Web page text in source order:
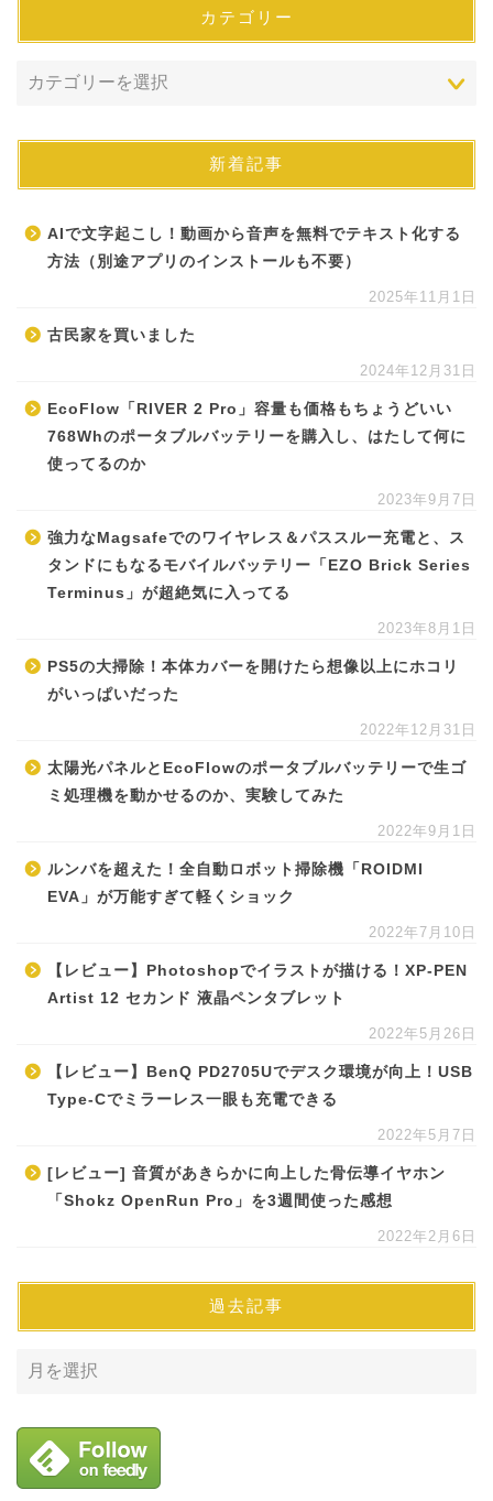
カテゴリー
新着記事
AIで文字起こし！動画から音声を無料でテキスト化する
方法（別途アプリのインストールも不要）
2025年11月1日
古民家を買いました
2024年12月31日
EcoFlow「RIVER 2 Pro」容量も価格もちょうどいい
768Whのポータブルバッテリーを購入し、はたして何に
使ってるのか
2023年9月7日
強力なMagsafeでのワイヤレス＆パススルー充電と、ス
タンドにもなるモバイルバッテリー「EZO Brick Series
Terminus」が超絶気に入ってる
2023年8月1日
PS5の大掃除！本体カバーを開けたら想像以上にホコリ
がいっぱいだった
2022年12月31日
太陽光パネルとEcoFlowのポータブルバッテリーで生ゴ
ミ処理機を動かせるのか、実験してみた
2022年9月1日
ルンバを超えた！全自動ロボット掃除機「ROIDMI
EVA」が万能すぎて軽くショック
2022年7月10日
【レビュー】Photoshopでイラストが描ける！XP-PEN
Artist 12 セカンド 液晶ペンタブレット
2022年5月26日
【レビュー】BenQ PD2705Uでデスク環境が向上！USB
Type-Cでミラーレス一眼も充電できる
2022年5月7日
[レビュー] 音質があきらかに向上した骨伝導イヤホン
「Shokz OpenRun Pro」を3週間使った感想
2022年2月6日
過去記事